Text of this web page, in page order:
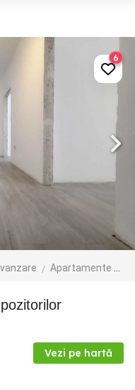
vanzare Apartamente de vanzare
6
Vezi pe hartă